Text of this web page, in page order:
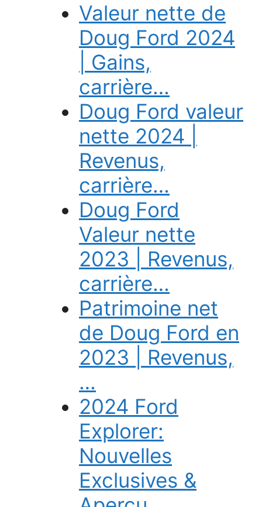
Valeur nette de
Doug Ford 2024
| Gains,
carrière…
Doug Ford valeur
nette 2024 |
Revenus,
carrière…
Doug Ford
Valeur nette
2023 | Revenus,
carrière…
Patrimoine net
de Doug Ford en
2023 | Revenus,
…
2024 Ford
Explorer:
Nouvelles
Exclusives &